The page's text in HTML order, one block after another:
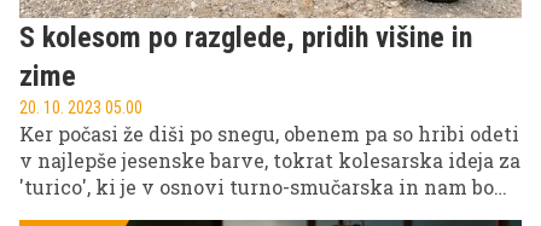
S kolesom po razglede, pridih višine in
zime
20. 10. 2023 05.00
Ker počasi že diši po snegu, obenem pa so hribi odeti
v najlepše jesenske barve, tokrat kolesarska ideja za
'turico', ki je v osnovi turno-smučarska in nam bo